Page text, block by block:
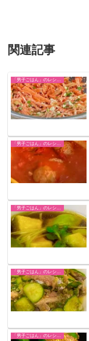
関連記事
「男子ごはん」のレシピまとめ
「男子ごはん」のレシピまとめ